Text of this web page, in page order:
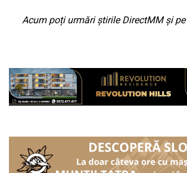
Acum poți urmări știrile DirectMM și pe